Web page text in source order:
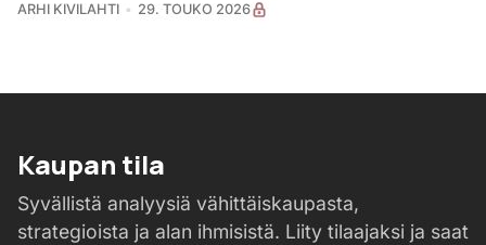
ARHI KIVILAHTI 29. TOUKO 2026
Kaupan tila
Syvällistä analyysiä vähittäiskaupasta,
strategioista ja alan ihmisistä. Liity tilaajaksi ja saat